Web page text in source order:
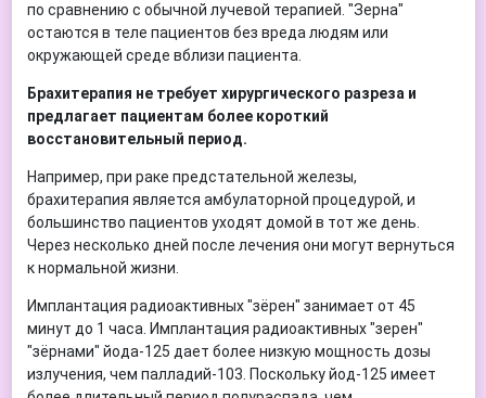
по сравнению с обычной лучевой терапией. "Зерна"
остаются в теле пациентов без вреда людям или
окружающей среде вблизи пациента.
Брахитерапия не требует хирургического разреза и
предлагает пациентам более короткий
восстановительный период.
Например, при раке предстательной железы,
брахитерапия является амбулаторной процедурой, и
большинство пациентов уходят домой в тот же день.
Через несколько дней после лечения они могут вернуться
к нормальной жизни.
Имплантация радиоактивных "зёрен" занимает от 45
минут до 1 часа. Имплантация радиоактивных "зерен"
"зёрнами" йода-125 дает более низкую мощность дозы
излучения, чем палладий-103. Поскольку йод-125 имеет